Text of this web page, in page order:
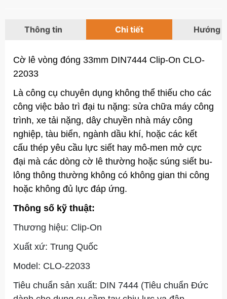
Thông tin Chi tiết Hướng
Cờ lê vòng đóng 33mm DIN7444 Clip-On CLO-
22033
Là công cụ chuyên dụng không thể thiếu cho các
công việc bảo trì đại tu nặng: sửa chữa máy công
trình, xe tải nặng, dây chuyền nhà máy công
nghiệp, tàu biển, ngành dầu khí, hoặc các kết
cấu thép yêu cầu lực siết hay mô-men mở cực
đại mà các dòng cờ lê thường hoặc súng siết bu-
lông thông thường không có không gian thi công
hoặc không đủ lực đáp ứng.
Thông số kỹ thuật:
Thương hiệu: Clip-On
Xuất xứ: Trung Quốc
Model: CLO-22033
Tiêu chuẩn sản xuất: DIN 7444 (Tiêu chuẩn Đức